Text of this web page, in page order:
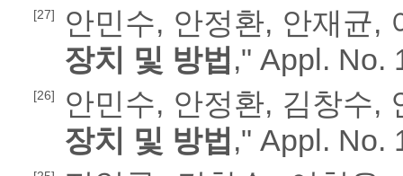
[27]
안민수, 안정환, 안재균,
장치 및 방법," Appl. No.
[26]
안민수, 안정환, 김창수,
장치 및 방법," Appl. No.